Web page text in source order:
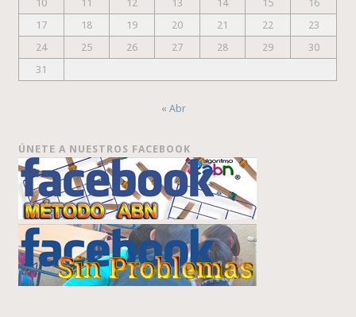
10
11 12 13 14 15
16
17
18 19 20 21 22
23
24
25 26 27 28 29
30
31
« Abr
ÚNETE A NUESTROS FACEBOOK